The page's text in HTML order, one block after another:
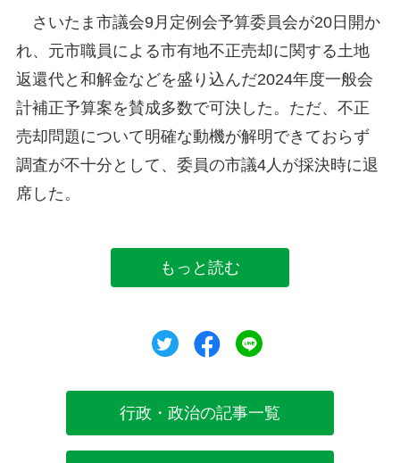
さいたま市議会9月定例会予算委員会が20日開か
れ、元市職員による市有地不正売却に関する土地
返還代と和解金などを盛り込んだ2024年度一般会
計補正予算案を賛成多数で可決した。ただ、不正
売却問題について明確な動機が解明できておらず
調査が不十分として、委員の市議4人が採決時に退
席した。
もっと読む
ツイートシェア
行政・政治の記事一覧